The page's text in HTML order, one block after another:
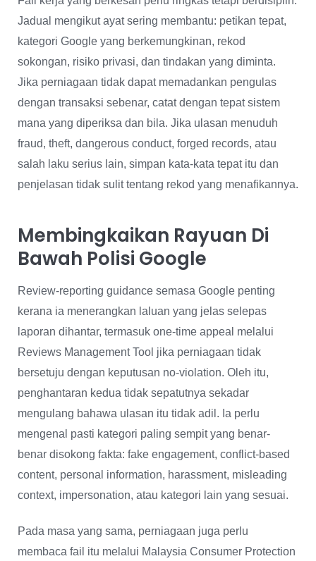
Jadual mengikut ayat sering membantu: petikan tepat,
kategori Google yang berkemungkinan, rekod
sokongan, risiko privasi, dan tindakan yang diminta.
Jika perniagaan tidak dapat memadankan pengulas
dengan transaksi sebenar, catat dengan tepat sistem
mana yang diperiksa dan bila. Jika ulasan menuduh
fraud, theft, dangerous conduct, forged records, atau
salah laku serius lain, simpan kata-kata tepat itu dan
penjelasan tidak sulit tentang rekod yang menafikannya.
Membingkaikan Rayuan Di
Bawah Polisi Google
Review-reporting guidance semasa Google penting
kerana ia menerangkan laluan yang jelas selepas
laporan dihantar, termasuk one-time appeal melalui
Reviews Management Tool jika perniagaan tidak
bersetuju dengan keputusan no-violation. Oleh itu,
penghantaran kedua tidak sepatutnya sekadar
mengulang bahawa ulasan itu tidak adil. Ia perlu
mengenal pasti kategori paling sempit yang benar-
benar disokong fakta: fake engagement, conflict-based
content, personal information, harassment, misleading
context, impersonation, atau kategori lain yang sesuai.
Pada masa yang sama, perniagaan juga perlu
membaca fail itu melalui Malaysia Consumer Protection